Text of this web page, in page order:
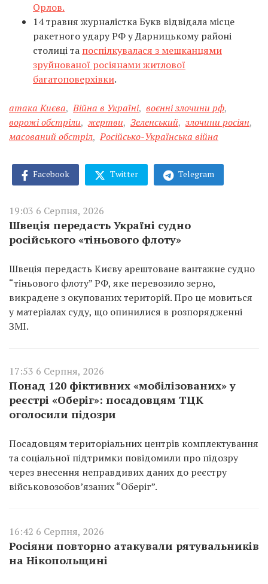
Орлов.
14 травня журналістка Букв відвідала місце
ракетного удару РФ у Дарницькому районі
столиці та поспілкувалася з мешканцями
зруйнованої росіянами житлової
багатоповерхівки.
атака Києва, Війна в Україні, воєнні злочини рф,
ворожі обстріли, жертви, Зеленський, злочини росіян,
масований обстріл, Російсько-Українська війна
Facebook Twitter Telegram
19:03 6 Серпня, 2026
Швеція передасть Україні судно
російського «тіньового флоту»
Швеція передасть Києву арештоване вантажне судно
“тіньового флоту” РФ, яке перевозило зерно,
викрадене з окупованих територій. Про це мовиться
у матеріалах суду, що опинилися в розпорядженні
ЗМІ.
17:53 6 Серпня, 2026
Понад 120 фіктивних «мобілізованих» у
реєстрі «Оберіг»: посадовцям ТЦК
оголосили підозри
Посадовцям територіальних центрів комплектування
та соціальної підтримки повідомили про підозру
через внесення неправдивих даних до реєстру
військовозобов’язаних “Оберіг”.
16:42 6 Серпня, 2026
Росіяни повторно атакували рятувальників
на Нікопольщині